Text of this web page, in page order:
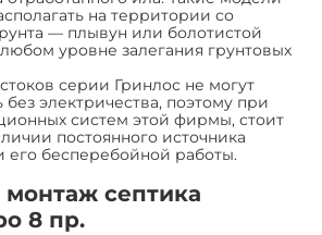
на территории со
— плывун или болотистой
уровне залегания грунтовых
серии Гринлос не могут
электричества, поэтому при
систем этой фирмы, стоит
постоянного источника
его бесперебойной работы.
монтаж септика
8 пр.